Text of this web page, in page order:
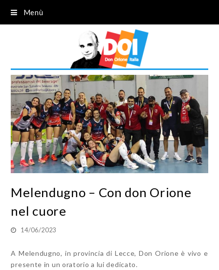
Menù
Melendugno – Con don Orione
nel cuore
14/06/2023
A Melendugno, in provincia di Lecce, Don Orione è vivo e
presente in un oratorio a lui dedicato.